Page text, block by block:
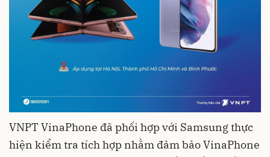
VNPT VinaPhone đã phối hợp với Samsung thực
hiện kiểm tra tích hợp nhằm đảm bảo VinaPhone